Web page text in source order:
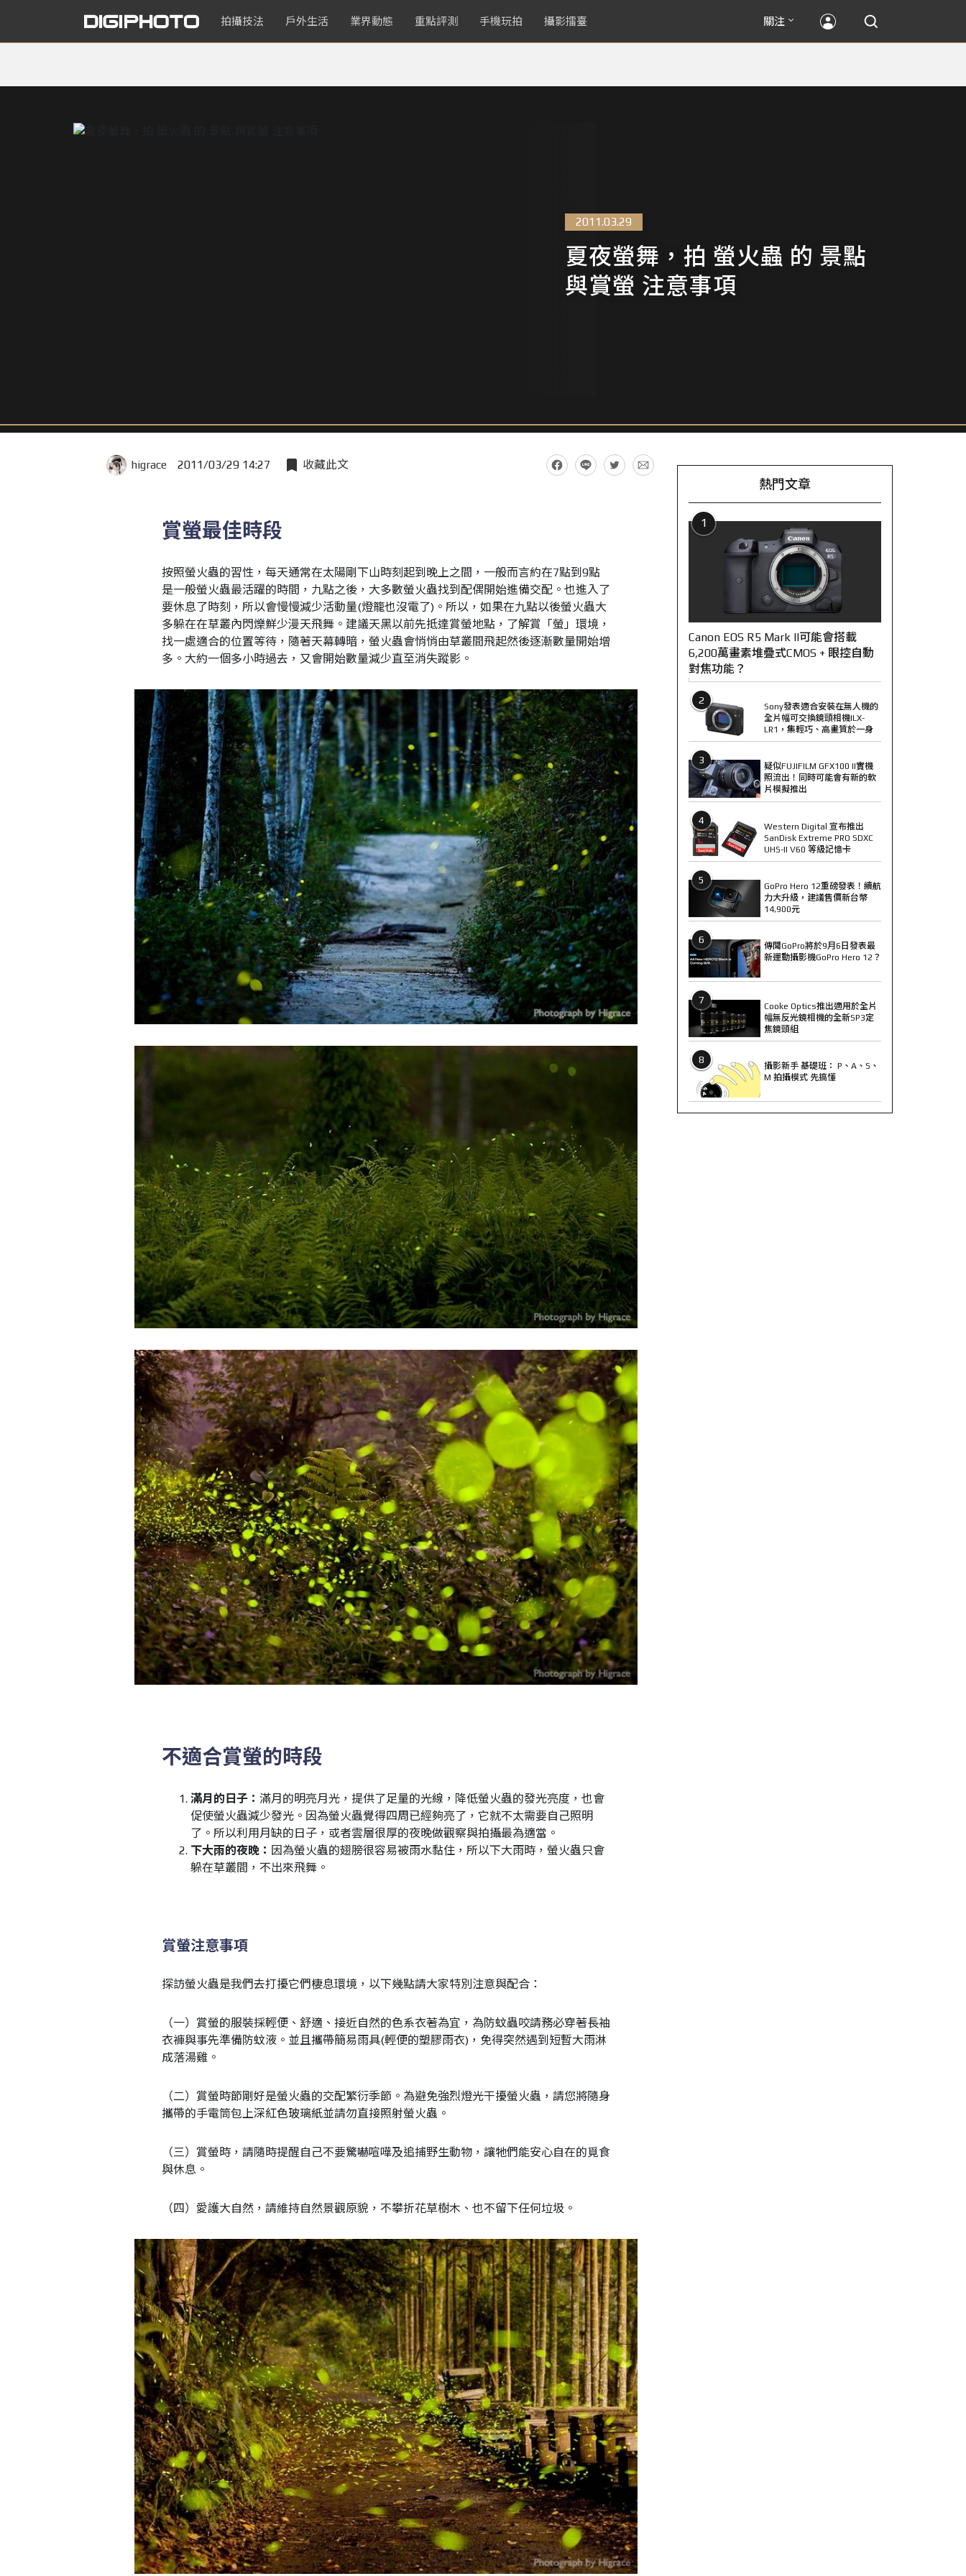
拍攝技法 戶外生活 業界動態 重點評測 手機玩拍 攝影擂臺 關注
2011.03.29
夏夜螢舞，拍 螢火蟲 的 景點
與賞螢 注意事項
higrace 2011/03/29 14:27 收藏此文
賞螢最佳時段
按照螢火蟲的習性，每天通常在太陽剛下山時刻起到晚上之間，一般而言約在7點到9點
是一般螢火蟲最活躍的時間，九點之後，大多數螢火蟲找到配偶開始進備交配。也進入了
要休息了時刻，所以會慢慢減少活動量(燈籠也沒電了)。所以，如果在九點以後螢火蟲大
多躲在在草叢內閃爍鮮少漫天飛舞。建議天黑以前先抵達賞螢地點，了解賞「螢」環境，
找一處適合的位置等待，隨著天幕轉暗，螢火蟲會悄悄由草叢間飛起然後逐漸數量開始增
多。大約一個多小時過去，又會開始數量減少直至消失蹤影。
不適合賞螢的時段
滿月的日子： 滿月的明亮月光，提供了足量的光線，降低螢火蟲的發光亮度，也會
促使螢火蟲減少發光。因為螢火蟲覺得四周已經夠亮了，它就不太需要自己照明
了。所以利用月缺的日子，或者雲層很厚的夜晚做觀察與拍攝最為適當。
下大雨的夜晚： 因為螢火蟲的翅膀很容易被雨水黏住，所以下大雨時，螢火蟲只會
躲在草叢間，不出來飛舞。
賞螢注意事項
探訪螢火蟲是我們去打擾它們棲息環境，以下幾點請大家特別注意與配合：
（一）賞螢的服裝採輕便、舒適、接近自然的色系衣著為宜，為防蚊蟲咬請務必穿著長袖
衣褲與事先準備防蚊液。並且攜帶簡易雨具(輕便的塑膠雨衣)，免得突然遇到短暫大雨淋
成落湯雞。
（二）賞螢時節剛好是螢火蟲的交配繁衍季節。為避免強烈燈光干擾螢火蟲，請您將隨身
攜帶的手電筒包上深紅色玻璃紙並請勿直接照射螢火蟲。
（三）賞螢時，請隨時提醒自己不要驚嚇喧嘩及追捕野生動物，讓牠們能安心自在的覓食
與休息。
（四）愛護大自然，請維持自然景觀原貌，不攀折花草樹木、也不留下任何垃圾。
熱門文章
1
Canon EOS R5 Mark II可能會搭載
6,200萬畫素堆疊式CMOS + 眼控自動
對焦功能？
2
Sony發表適合安裝在無人機的
全片幅可交換鏡頭相機ILX-
LR1，集輕巧、高畫質於一身
3
疑似FUJIFILM GFX100 II實機
照流出！同時可能會有新的軟
片模擬推出
4
Western Digital 宣布推出
SanDisk Extreme PRO SDXC
UHS-II V60 等級記憶卡
5
GoPro Hero 12重磅發表！續航
力大升級，建議售價新台幣
14,900元
6
傳聞GoPro將於9月6日發表最
新運動攝影機GoPro Hero 12？
7
Cooke Optics推出適用於全片
幅無反光鏡相機的全新SP3定
焦鏡頭組
8
攝影新手 基礎班： P、A、S、
M 拍攝模式 先搞懂